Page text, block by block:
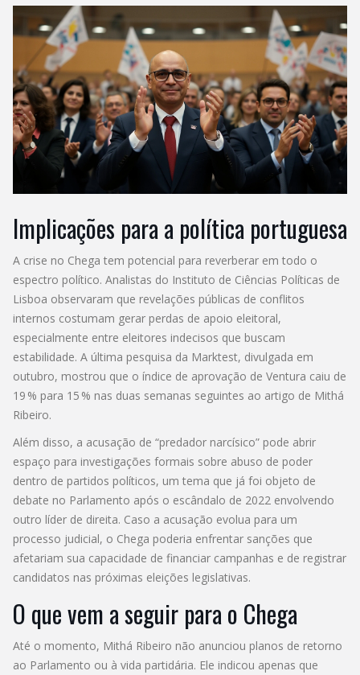
Implicações para a política portuguesa
A crise no Chega tem potencial para reverberar em todo o
espectro político. Analistas do Instituto de Ciências Políticas de
Lisboa observaram que revelações públicas de conflitos
internos costumam gerar perdas de apoio eleitoral,
especialmente entre eleitores indecisos que buscam
estabilidade. A última pesquisa da Marktest, divulgada em
outubro, mostrou que o índice de aprovação de Ventura caiu de
19 % para 15 % nas duas semanas seguintes ao artigo de Mithá
Ribeiro.
Além disso, a acusação de “predador narcísico” pode abrir
espaço para investigações formais sobre abuso de poder
dentro de partidos políticos, um tema que já foi objeto de
debate no Parlamento após o escândalo de 2022 envolvendo
outro líder de direita. Caso a acusação evolua para um
processo judicial, o Chega poderia enfrentar sanções que
afetariam sua capacidade de financiar campanhas e de registrar
candidatos nas próximas eleições legislativas.
O que vem a seguir para o Chega
Até o momento, Mithá Ribeiro não anunciou planos de retorno
ao Parlamento ou à vida partidária. Ele indicou apenas que